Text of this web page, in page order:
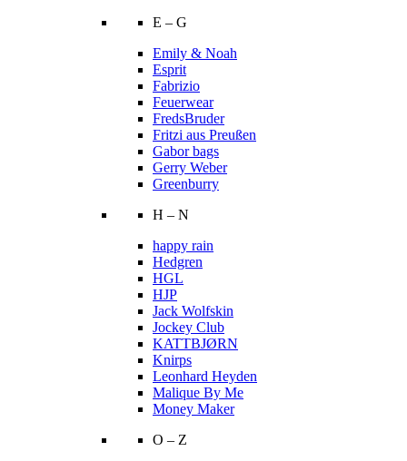
E – G
Emily & Noah
Esprit
Fabrizio
Feuerwear
FredsBruder
Fritzi aus Preußen
Gabor bags
Gerry Weber
Greenburry
H – N
happy rain
Hedgren
HGL
HJP
Jack Wolfskin
Jockey Club
KATTBJØRN
Knirps
Leonhard Heyden
Malique By Me
Money Maker
O – Z